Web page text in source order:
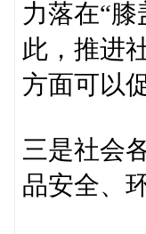
力落在“
此，推进
方面可以
三是社会
品安全、